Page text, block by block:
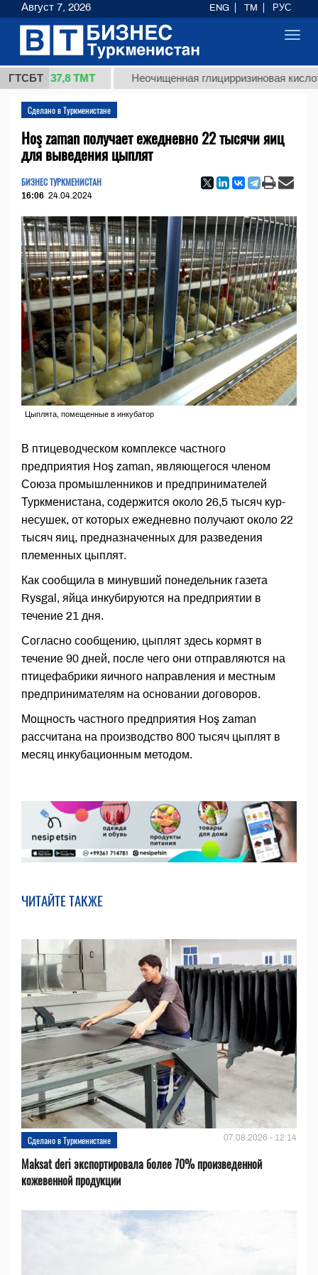
ГТСБТ
37,8 ТМТ Неочищенная глицирризиновая кислота
Сделано в Туркменистане
Hoş zaman получает ежедневно 22 тысячи яиц
для выведения цыплят
БИЗНЕС ТУРКМЕНИСТАН
16:06 24.04.2024
Цыплята, помещенные в инкубатор
В птицеводческом комплексе частного
предприятия Hoş zaman, являющегося членом
Союза промышленников и предпринимателей
Туркменистана, содержится около 26,5 тысяч кур-
несушек, от которых ежедневно получают около 22
тысяч яиц, предназначенных для разведения
племенных цыплят.
Как сообщила в минувший понедельник газета
Rysgal, яйца инкубируются на предприятии в
течение 21 дня.
Согласно сообщению, цыплят здесь кормят в
течение 90 дней, после чего они отправляются на
птицефабрики яичного направления и местным
предпринимателям на основании договоров.
Мощность частного предприятия Hoş zaman
рассчитана на производство 800 тысяч цыплят в
месяц инкубационным методом.
ЧИТАЙТЕ ТАКЖЕ
Сделано в Туркменистане 07.08.2026 - 12:14
Maksat deri экспортировала более 70% произведенной
кожевенной продукции
Август 7, 2026 ENG TM РУС